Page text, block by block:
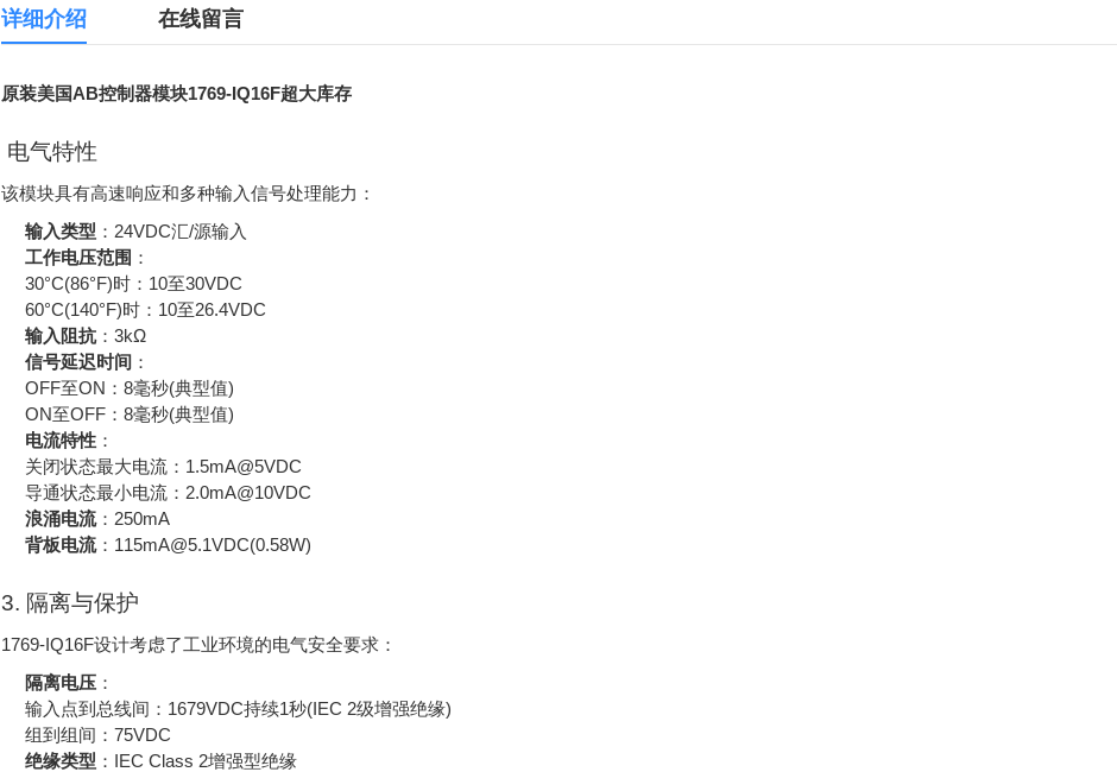
详细介绍 在线留言
原装美国AB控制器模块1769-IQ16F超大库存
电气特性
该模块具有高速响应和多种输入信号处理能力：
输入类型 ：24VDC汇/源输入
工作电压范围 ：
30°C(86°F)时：10至30VDC
60°C(140°F)时：10至26.4VDC
输入阻抗：3kΩ
信号延迟时间 ：
OFF至ON：8毫秒(典型值)
ON至OFF：8毫秒(典型值)
电流特性 ：
关闭状态最大电流：1.5mA@5VDC
导通状态最小电流：2.0mA@10VDC
浪涌电流：250mA
背板电流：115mA@5.1VDC(0.58W)
3. 隔离与保护
1769-IQ16F设计考虑了工业环境的电气安全要求：
隔离电压 ：
输入点到总线间：1679VDC持续1秒(IEC 2级增强绝缘)
组到组间：75VDC
绝缘类型 ：IEC Class 2增强型绝缘